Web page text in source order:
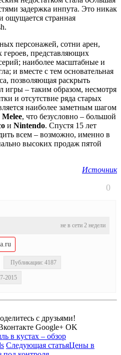
задержка инпута. Это никак
ощущается странная
персонажей, сотни арен,
героев, представляющих
наиболее масштабные и
и вместе с тем основательная
позволяющая раскрыть
игры – таким образом, несмотря
и отсутствие ряда старых
наиболее заметным шагом
Melee, что безусловно – большой
и Nintendo. Спустя 15 лет
всем – возможно, именно в
высоких продаж пятой
Источник
0
не в сети 2 недели
Публикации: 4187
2015
с друзьями!
Google+ OK
в кустах – обзор
Следующая статьяЦены в